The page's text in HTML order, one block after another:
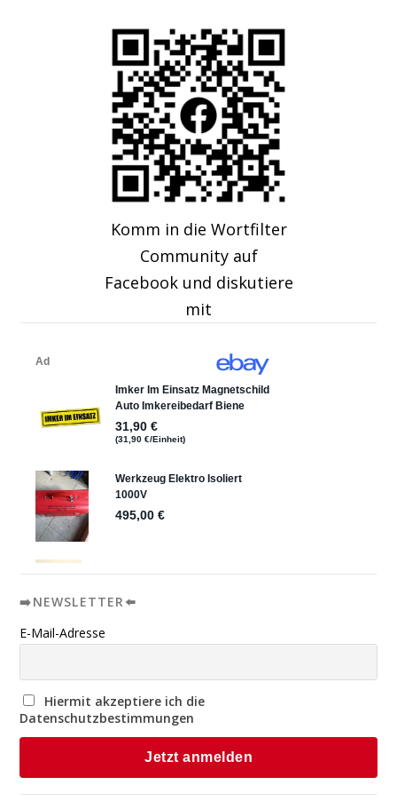
Komm in die Wortfilter
Community auf
Facebook und diskutiere
mit
➡️NEWSLETTER⬅️
E-Mail-Adresse
Hiermit akzeptiere ich die
Datenschutzbestimmungen